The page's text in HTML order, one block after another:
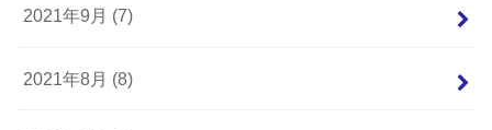
2021年9月 (7)
2021年8月 (8)